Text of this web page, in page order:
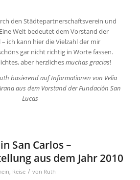
den Städtepartnerschaftsverein und
Welt bedeutet dem Vorstand der
ich kann hier die Vielzahl der mir
gar nicht richtig in Worte fassen.
aber herzlichesmuchas gracias!
basierend auf Informationen von Velia
aus dem Vorstand der Fundación San
Lucas
San Carlos –
aus dem Jahr 2010
Reise / von Ruth